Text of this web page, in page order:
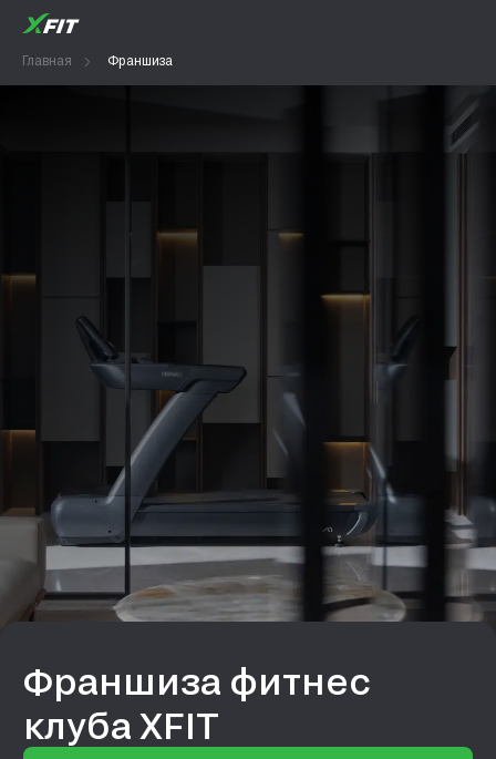
Главная Франшиза
Франшиза фитнес
клуба XFIT